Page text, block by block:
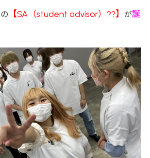
の 【SA（student advisor）??】 が誕